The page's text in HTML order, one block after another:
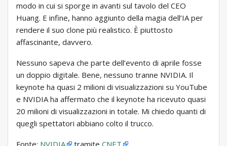
modo in cui si sporge in avanti sul tavolo del CEO
Huang. E infine, hanno aggiunto della magia dell’IA per
rendere il suo clone più realistico. È piuttosto
affascinante, davvero.
Nessuno sapeva che parte dell’evento di aprile fosse
un doppio digitale. Bene, nessuno tranne NVIDIA. Il
keynote ha quasi 2 milioni di visualizzazioni su YouTube
e NVIDIA ha affermato che il keynote ha ricevuto quasi
20 milioni di visualizzazioni in totale. Mi chiedo quanti di
quegli spettatori abbiano colto il trucco.